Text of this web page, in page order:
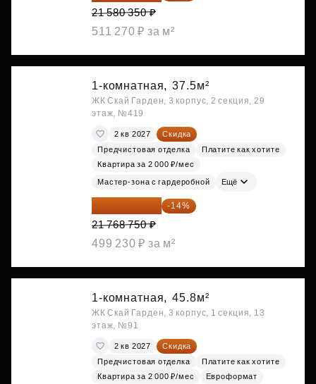
21 580 350 ₽
511 270 ₽ за м²
1-комнатная, 37.5м²
ЖК Скай Гарден, 3 корпус, 2 секция, 29
этаж, №419
2 кв 2027
Скидка
Предчистовая отделка
Платите как хотите
Квартира за 2 000 ₽/мес
Мастер-зона с гардеробной Ещё
18 721 125 ₽ -14%
21 768 750 ₽
499 230 ₽ за м²
1-комнатная, 45.8м²
ЖК Скай Гарден, 3 корпус, 1 секция, 13
этаж, №91
2 кв 2027
Скидка
Предчистовая отделка
Платите как хотите
Квартира за 2 000 ₽/мес
Евроформат